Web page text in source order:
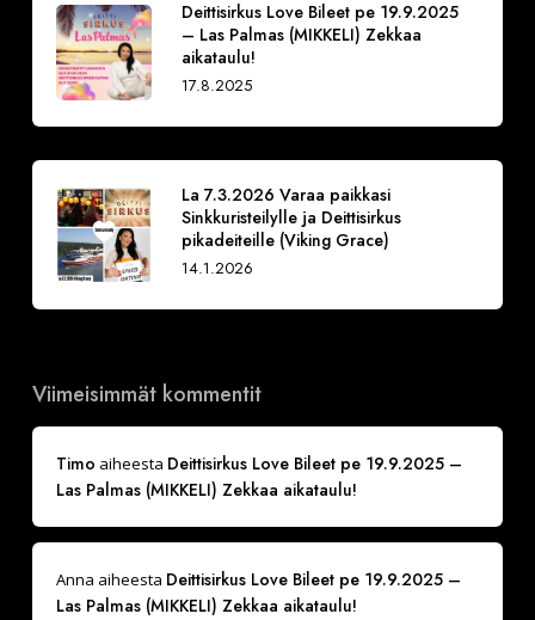
Deittisirkus Love Bileet pe 19.9.2025
– Las Palmas (MIKKELI) Zekkaa
aikataulu!
17.8.2025
La 7.3.2026 Varaa paikkasi
Sinkkuristeilylle ja Deittisirkus
pikadeiteille (Viking Grace)
14.1.2026
Viimeisimmät kommentit
Timo aiheesta Deittisirkus Love Bileet pe 19.9.2025 –
Las Palmas (MIKKELI) Zekkaa aikataulu!
Anna aiheesta Deittisirkus Love Bileet pe 19.9.2025 –
Las Palmas (MIKKELI) Zekkaa aikataulu!